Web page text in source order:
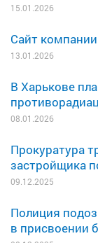
15.01.2026
Сайт
13.01.2026
В Харькове
08.01.2026
Прокуратура
застройщика
09.12.2025
Полиция
в присвоении